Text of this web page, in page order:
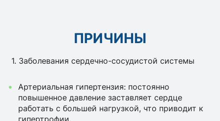
ПРИЧИНЫ
1. Заболевания сердечно-сосудистой системы
Артериальная гипертензия: постоянно
повышенное давление заставляет сердце
работать с большей нагрузкой, что приводит к